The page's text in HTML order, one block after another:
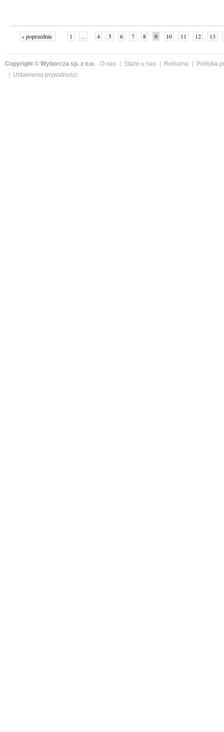
« poprzednie 1 ... 4 5 6 7 8 9 10 11 12 13
Copyright © Wyborcza sp. z o.o. O nas Staże u nas Reklama
Polityka
Ustawienia prywatności